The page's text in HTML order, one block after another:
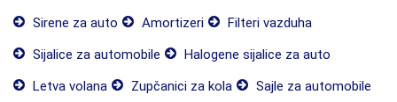
Sirene za auto
Amortizeri
Filteri vazduha
Sijalice za automobile
Halogene sijalice za auto
Letva volana
Zupčanici za kola
Sajle za automobile